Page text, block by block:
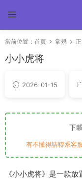
當前位置： 首頁 常規
小小虎将
2026-01-15
下
有不懂得請聯系客
《小小虎将》是一款